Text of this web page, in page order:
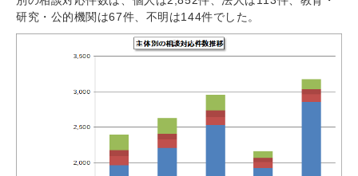
研究・公的機関は67件、不明は144件でした。